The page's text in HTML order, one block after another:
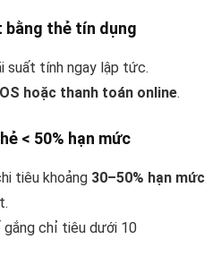
bằng thẻ tín dụng
suất tính ngay lập tức.
hoặc thanh toán online.
< 50% hạn mức
tiêu khoảng 30–50% hạn mức
gắng chỉ tiêu dưới 10